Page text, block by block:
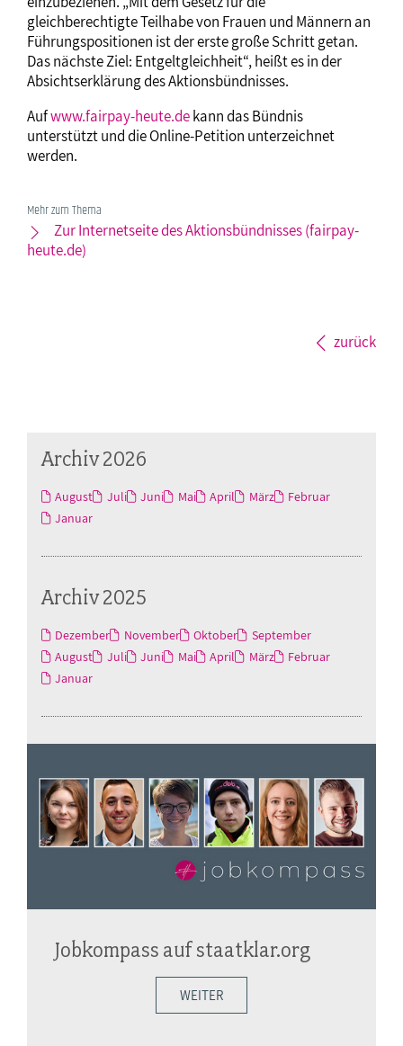
gleichberechtigte Teilhabe von Frauen und Männern an
Führungspositionen ist der erste große Schritt getan.
Das nächste Ziel: Entgeltgleichheit“, heißt es in der
Absichtserklärung des Aktionsbündnisses.
Aufwww.fairpay-heute.dekann das Bündnis
unterstützt und die Online-Petition unterzeichnet
werden.
Mehr zum Thema
Zur Internetseite des Aktionsbündnisses (fairpay-
heute.de)
zurück
Archiv 2026
August Juli Juni Mai April März
Februar
Januar
Archiv 2025
Dezember November Oktober
September
August
Juli Juni Mai April März
Februar
Januar
Jobkompass auf staatklar.org
WEITER